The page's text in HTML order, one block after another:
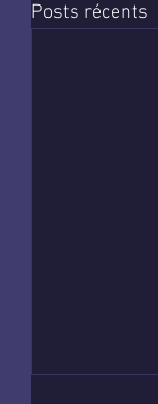
Posts récents